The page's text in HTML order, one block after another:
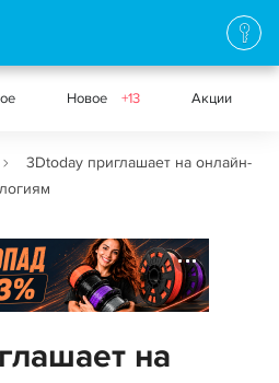
Новое +13 Акции
3Dtoday приглашает на онлайн-
на